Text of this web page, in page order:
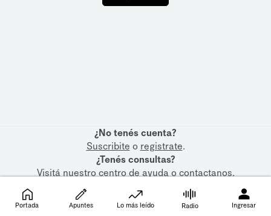
¿No tenés cuenta?
Suscribite o registrate.
¿Tenés consultas?
Visitá nuestrocentro de ayudaocontactanos.
Portada Apuntes Lo más leído Radio Ingresar